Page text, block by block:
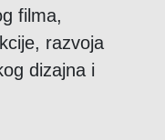
filma,
razvoja
dizajna i